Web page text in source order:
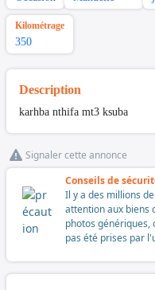
Kilométrage
350
Description
karhba nthifa mt3 ksuba
Signaler cette annonce
Conseils de
Il y a des millions
attention aux biens
photos génériques,
pas été prises par